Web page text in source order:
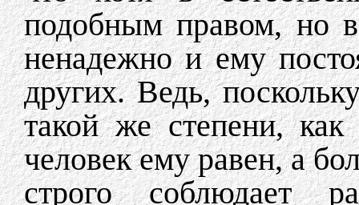
подобным правом, но
ненадежно и ему
других. Ведь,
такой же степени,
человек ему равен, а
строго соблюдает